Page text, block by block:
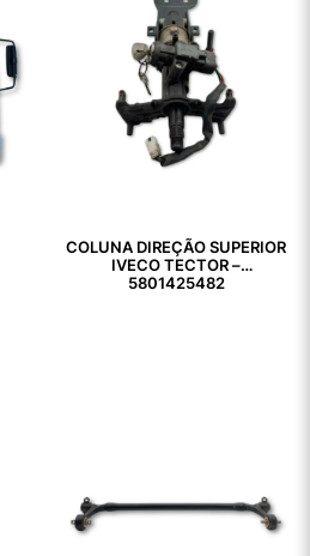
COLUNA DIREÇÃO SUPERIOR
IVECO TECTOR –
5801425482